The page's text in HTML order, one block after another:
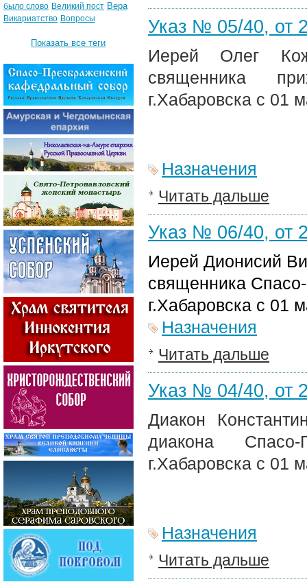
Указ № 05/40, от
Иерей Олег
священника
г.Хабаровска с 01
Назначения
Читать дальше
Указ № 06/40, от
Иерей Дионисий
священника
г.Хабаровска с 01
Назначения
Читать дальше
Указ № 04/40, от
Диакон
диакона Спасо-
г.Хабаровска с 01
Назначения
Читать дальше
было слово Великий пост Вера
Викариатство Вопросы
Показать все теги